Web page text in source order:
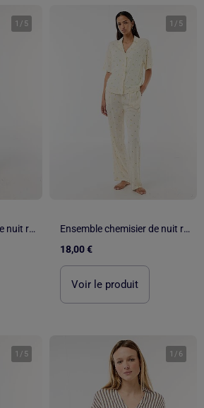
1 / 5
Ensemble chemisier de nuit rayé
1 / 5
Ensemble chemisier de nuit rayé
18,00 €
Voir le produit
1 / 5 1 / 6